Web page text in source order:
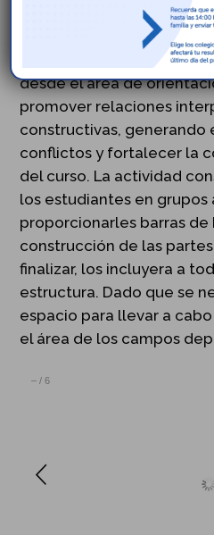
una actividad diseñada
colaborativo y la
complementa el trabajo
desde el área de
promover relaciones
constructivas, generando
conflictos y fortalecer la
del curso. La actividad
los estudiantes en grupos
proporcionarles barras de
construcción de las
finalizar, los incluyera a
estructura. Dado que se
espacio para llevar a
el área de los campos
– /6